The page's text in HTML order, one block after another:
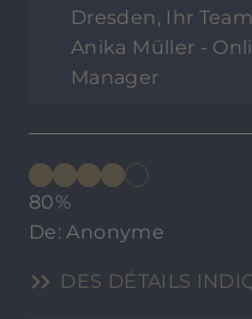
Dresden, Ihr
Anika Müller -
Manager
80%
De: Anonyme
DES DÉTAILS